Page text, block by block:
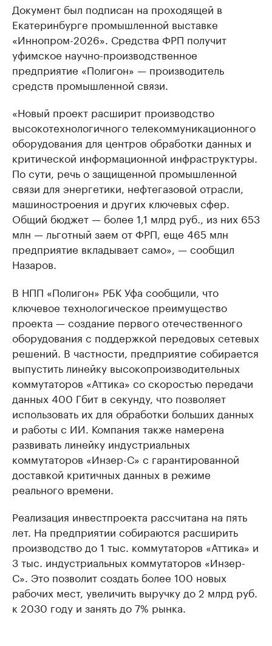
Документ был подписан на проходящей в
Екатеринбурге промышленной выставке
«Иннопром-2026». Средства ФРП получит
уфимское научно-производственное
предприятие «Полигон» — производитель
средств промышленной связи.
«Новый проект расширит производство
высокотехнологичного телекоммуникационного
оборудования для центров обработки данных и
критической информационной инфраструктуры.
По сути, речь о защищенной промышленной
связи для энергетики, нефтегазовой отрасли,
машиностроения и других ключевых сфер.
Общий бюджет — более 1,1 млрд руб., из них 653
млн — льготный заем от ФРП, еще 465 млн
предприятие вкладывает само», — сообщил
Назаров.
В НПП «Полигон» РБК Уфа сообщили, что
ключевое технологическое преимущество
проекта — создание первого отечественного
оборудования с поддержкой передовых сетевых
решений. В частности, предприятие собирается
выпустить линейку высокопроизводительных
коммутаторов «Аттика» со скоростью передачи
данных 400 Гбит в секунду, что позволяет
использовать их для обработки больших данных
и работы с ИИ. Компания также намерена
развивать линейку индустриальных
коммутаторов «Инзер-С» с гарантированной
доставкой критичных данных в режиме
реального времени.
Реализация инвестпроекта рассчитана на пять
лет. На предприятии собираются расширить
производство до 1 тыс. коммутаторов «Аттика» и
3 тыс. индустриальных коммутаторов «Инзер-
С». Это позволит создать более 100 новых
рабочих мест, увеличить выручку до 2 млрд руб.
к 2030 году и занять до 7% рынка.